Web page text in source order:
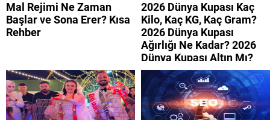
Mal Rejimi Ne Zaman
Başlar ve Sona Erer? Kısa
Rehber
2026 Dünya Kupası Kaç
Kilo, Kaç KG, Kaç Gram?
2026 Dünya Kupası
Ağırlığı Ne Kadar? 2026
Dünya Kupası Altın Mı?